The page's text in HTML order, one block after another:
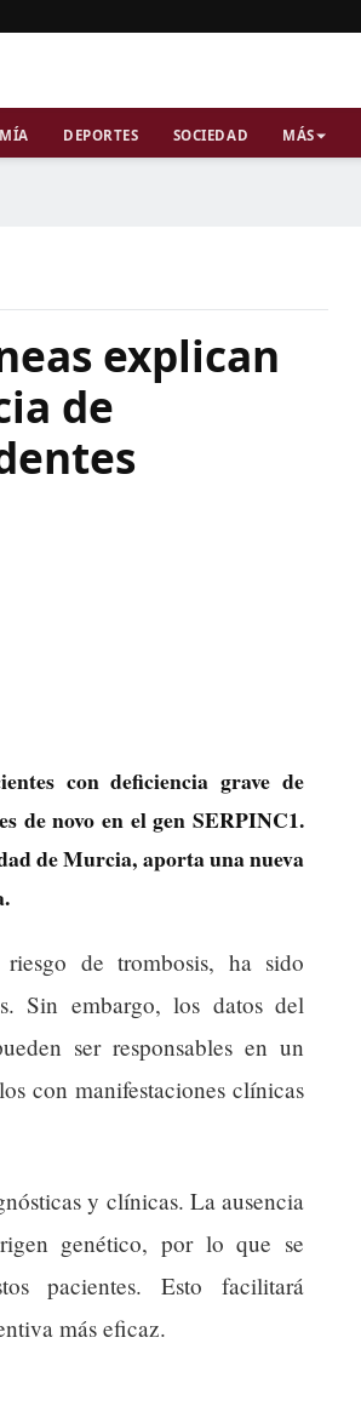
DEPORTES SOCIEDAD MÁS
explican
de
con deficiencia grave de
de novo en el gen SERPINC1.
de Murcia, aporta una nueva
de trombosis, ha sido
Sin embargo, los datos del
ser responsables en un
con manifestaciones clínicas
y clínicas. La ausencia
genético, por lo que se
pacientes. Esto facilitará
más eficaz.